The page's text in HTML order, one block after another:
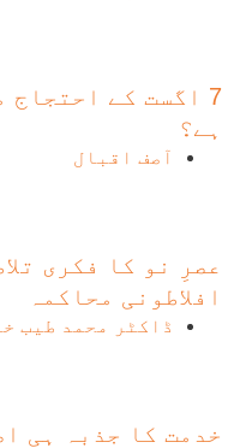
7 اگست کے
ہے؟
آصف اقبال
عصرِ نو کا فکری
افلاطونی محاکمہ
ڈاکٹر محمد طیب
خدمت کا جذبہ ہی